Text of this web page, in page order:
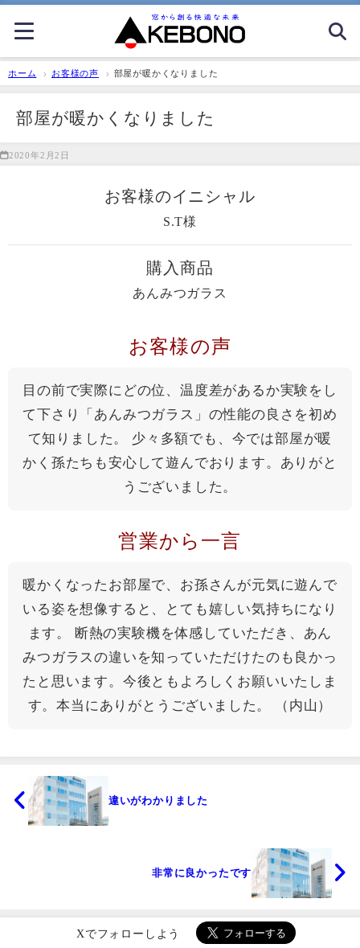
ホーム お客様の声 部屋が暖かくなりました
部屋が暖かくなりました
2020年2月2日
お客様のイニシャル
S.T様
購入商品
あんみつガラス
お客様の声
目の前で実際にどの位、温度差があるか実験をし
て下さり「あんみつガラス」の性能の良さを初め
て知りました。 少々多額でも、今では部屋が暖
かく孫たちも安心して遊んでおります。ありがと
うございました。
営業から一言
暖かくなったお部屋で、お孫さんが元気に遊んで
いる姿を想像すると、とても嬉しい気持ちになり
ます。 断熱の実験機を体感していただき、あん
みつガラスの違いを知っていただけたのも良かっ
たと思います。今後ともよろしくお願いいたしま
す。本当にありがとうございました。 （内山）
違いがわかりました
非常に良かったです
Xでフォローしよう